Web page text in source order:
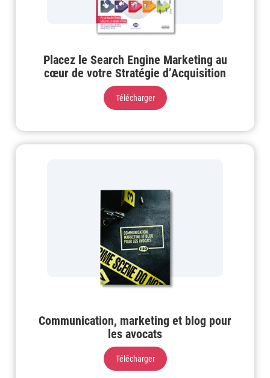
Placez le Search Engine Marketing au
cœur de votre Stratégie d’Acquisition
Télécharger
Communication, marketing et blog pour
les avocats
Télécharger